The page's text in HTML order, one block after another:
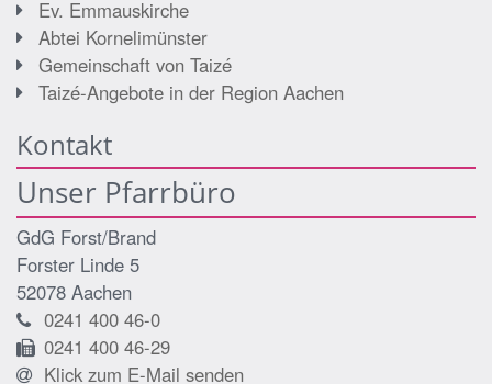
Ev. Emmauskirche
Abtei Kornelimünster
Gemeinschaft von Taizé
Taizé-Angebote in der Region Aachen
Kontakt
Unser Pfarrbüro
GdG Forst/Brand
Forster Linde 5
52078 Aachen
0241 400 46-0
0241 400 46-29
Klick zum E-Mail senden